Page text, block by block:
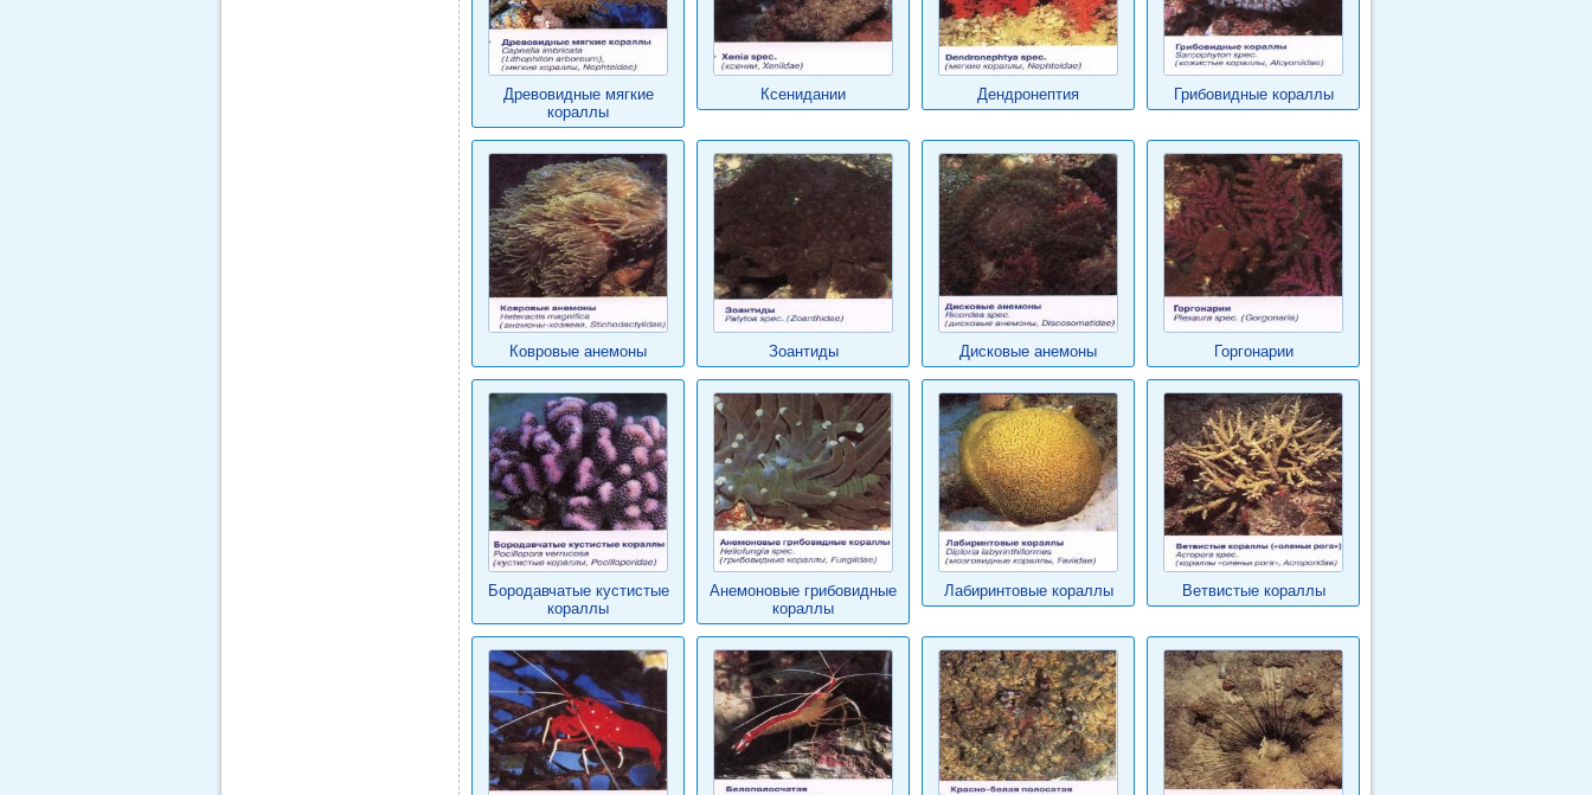
Древовидные мягкие
кораллы
Ксенидании Дендронептия Грибовидные кораллы
Ковровые анемоны Зоантиды Дисковые анемоны Горгонарии
Бородавчатые кустистые
кораллы
Анемоновые грибовидные
кораллы
Лабиринтовые кораллы Ветвистые кораллы